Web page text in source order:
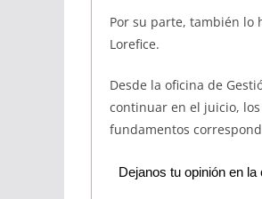
Por su parte, también lo
Lorefice.
Desde la oficina de
continuar en el juicio,
fundamentos
Dejanos tu opinión en